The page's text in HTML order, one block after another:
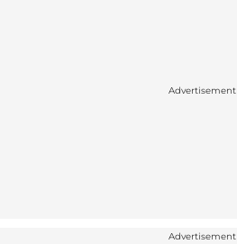
Advertisement
Advertisement